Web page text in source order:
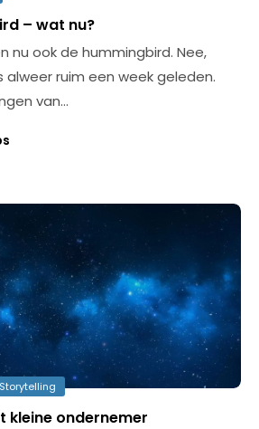
– wat nu?
nu ook de hummingbird. Nee,
alweer ruim een week geleden.
van…
kleine ondernemer